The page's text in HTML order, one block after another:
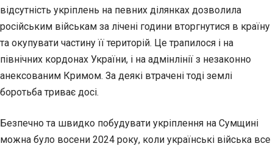
відсутність укріплень на певних ділянках дозволила
російським військам за лічені години вторгнутися в країну
та окупувати частину її територій. Це трапилося і на
північних кордонах України, і на адмінлінії з незаконно
анексованим Кримом. За деякі втрачені тоді землі
боротьба триває досі.
Безпечно та швидко побудувати укріплення на Сумщині
можна було восени 2024 року, коли українські війська все